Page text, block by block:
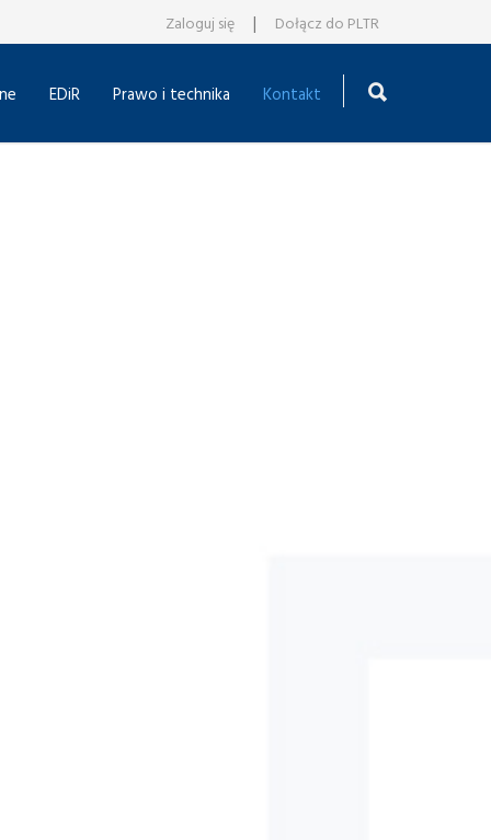
Zaloguj się | Dołącz do PLTR
EDiR Prawo i technika Kontakt